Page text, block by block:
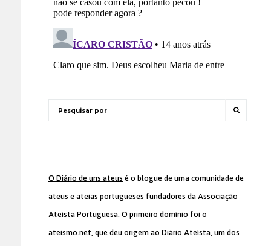
O Diário de uns ateus é o blogue de uma comunidade de
ateus e ateias portugueses fundadores da Associação
Ateísta Portuguesa. O primeiro domínio foi o
ateismo.net, que deu origem ao Diário Ateísta, um dos